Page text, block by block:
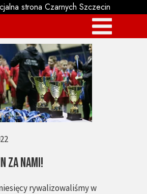
rywalizowaliśmy w
za nami!
strona Czarnych Szczecin